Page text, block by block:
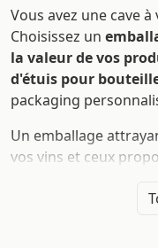
Vous avez une cave
Choisissez un
la valeur de vos
d'étuis pour
packaging
Un emballage
vos vins et ceux
de votre logo vous